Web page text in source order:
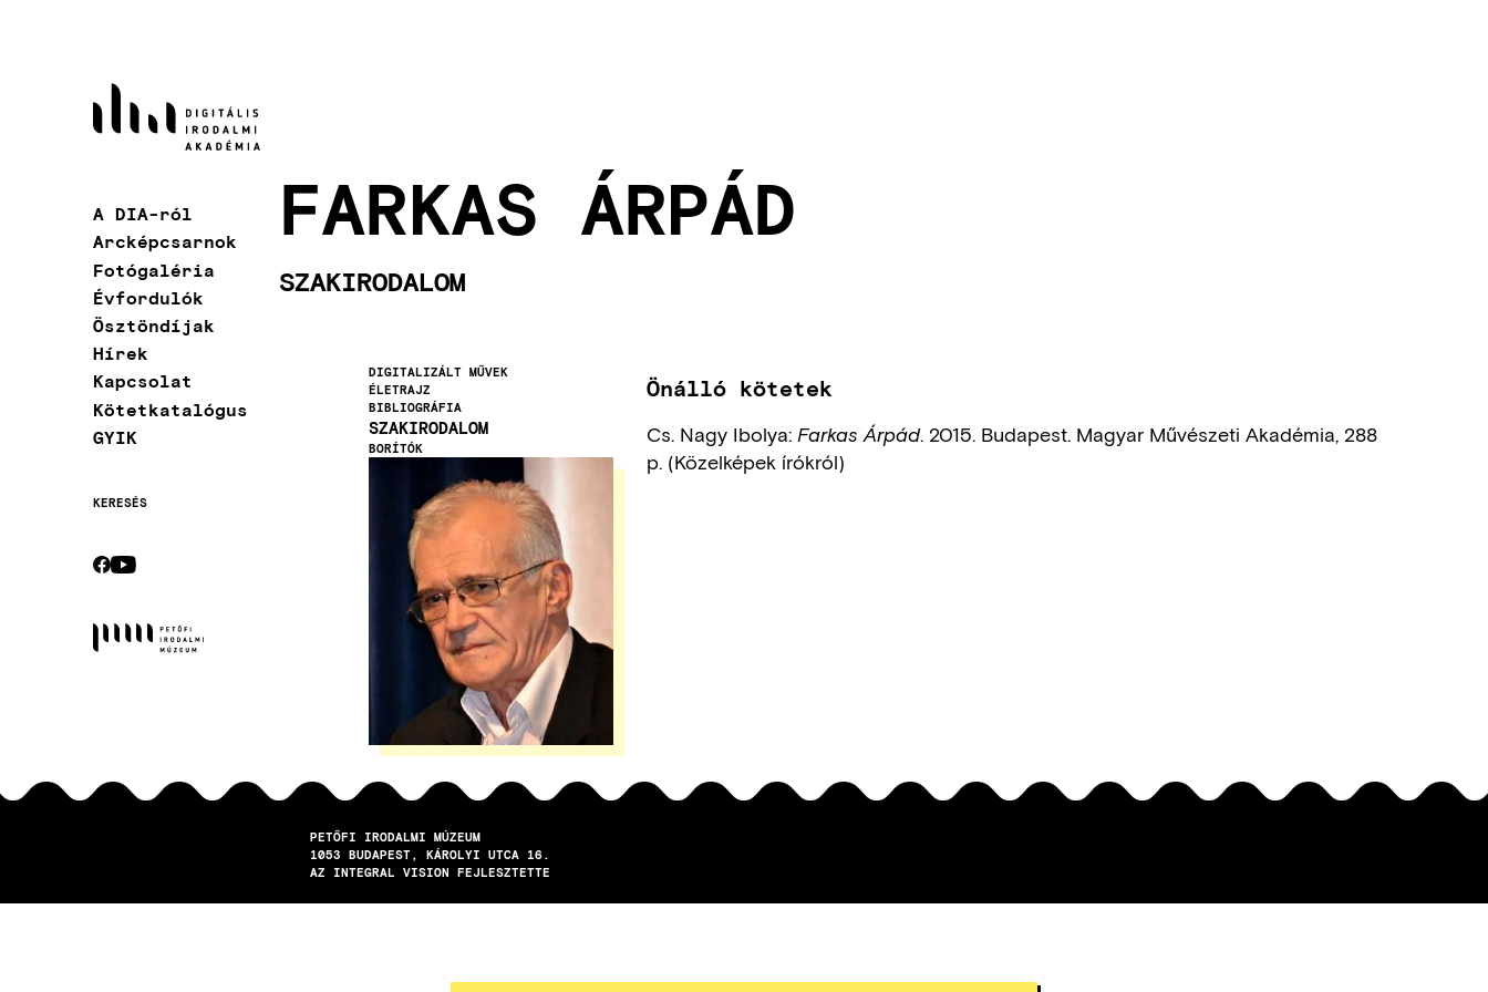
Fő
navigáció
A DIA-ról
Arcképcsarnok
Fotógaléria
Évfordulók
Ösztöndíjak
Hírek
Kapcsolat
Kötetkatalógus
GYIK
navigation
KERESÉS
DIGITALIZÁLT MŰVEK
ÉLETRAJZ
BIBLIOGRÁFIA
SZAKIRODALOM
BORÍTÓK
FARKAS ÁRPÁD
SZAKIRODALOM
Önálló kötetek
Cs. Nagy Ibolya: Farkas Árpád. 2015. Budapest. Magyar Művészeti Akadémia, 288
p. (Közelképek írókról)
PETŐFI IRODALMI MÚZEUM
1053
BUDAPEST
KÁROLYI UTCA 16.
AZ INTEGRAL VISION FEJLESZTETTE